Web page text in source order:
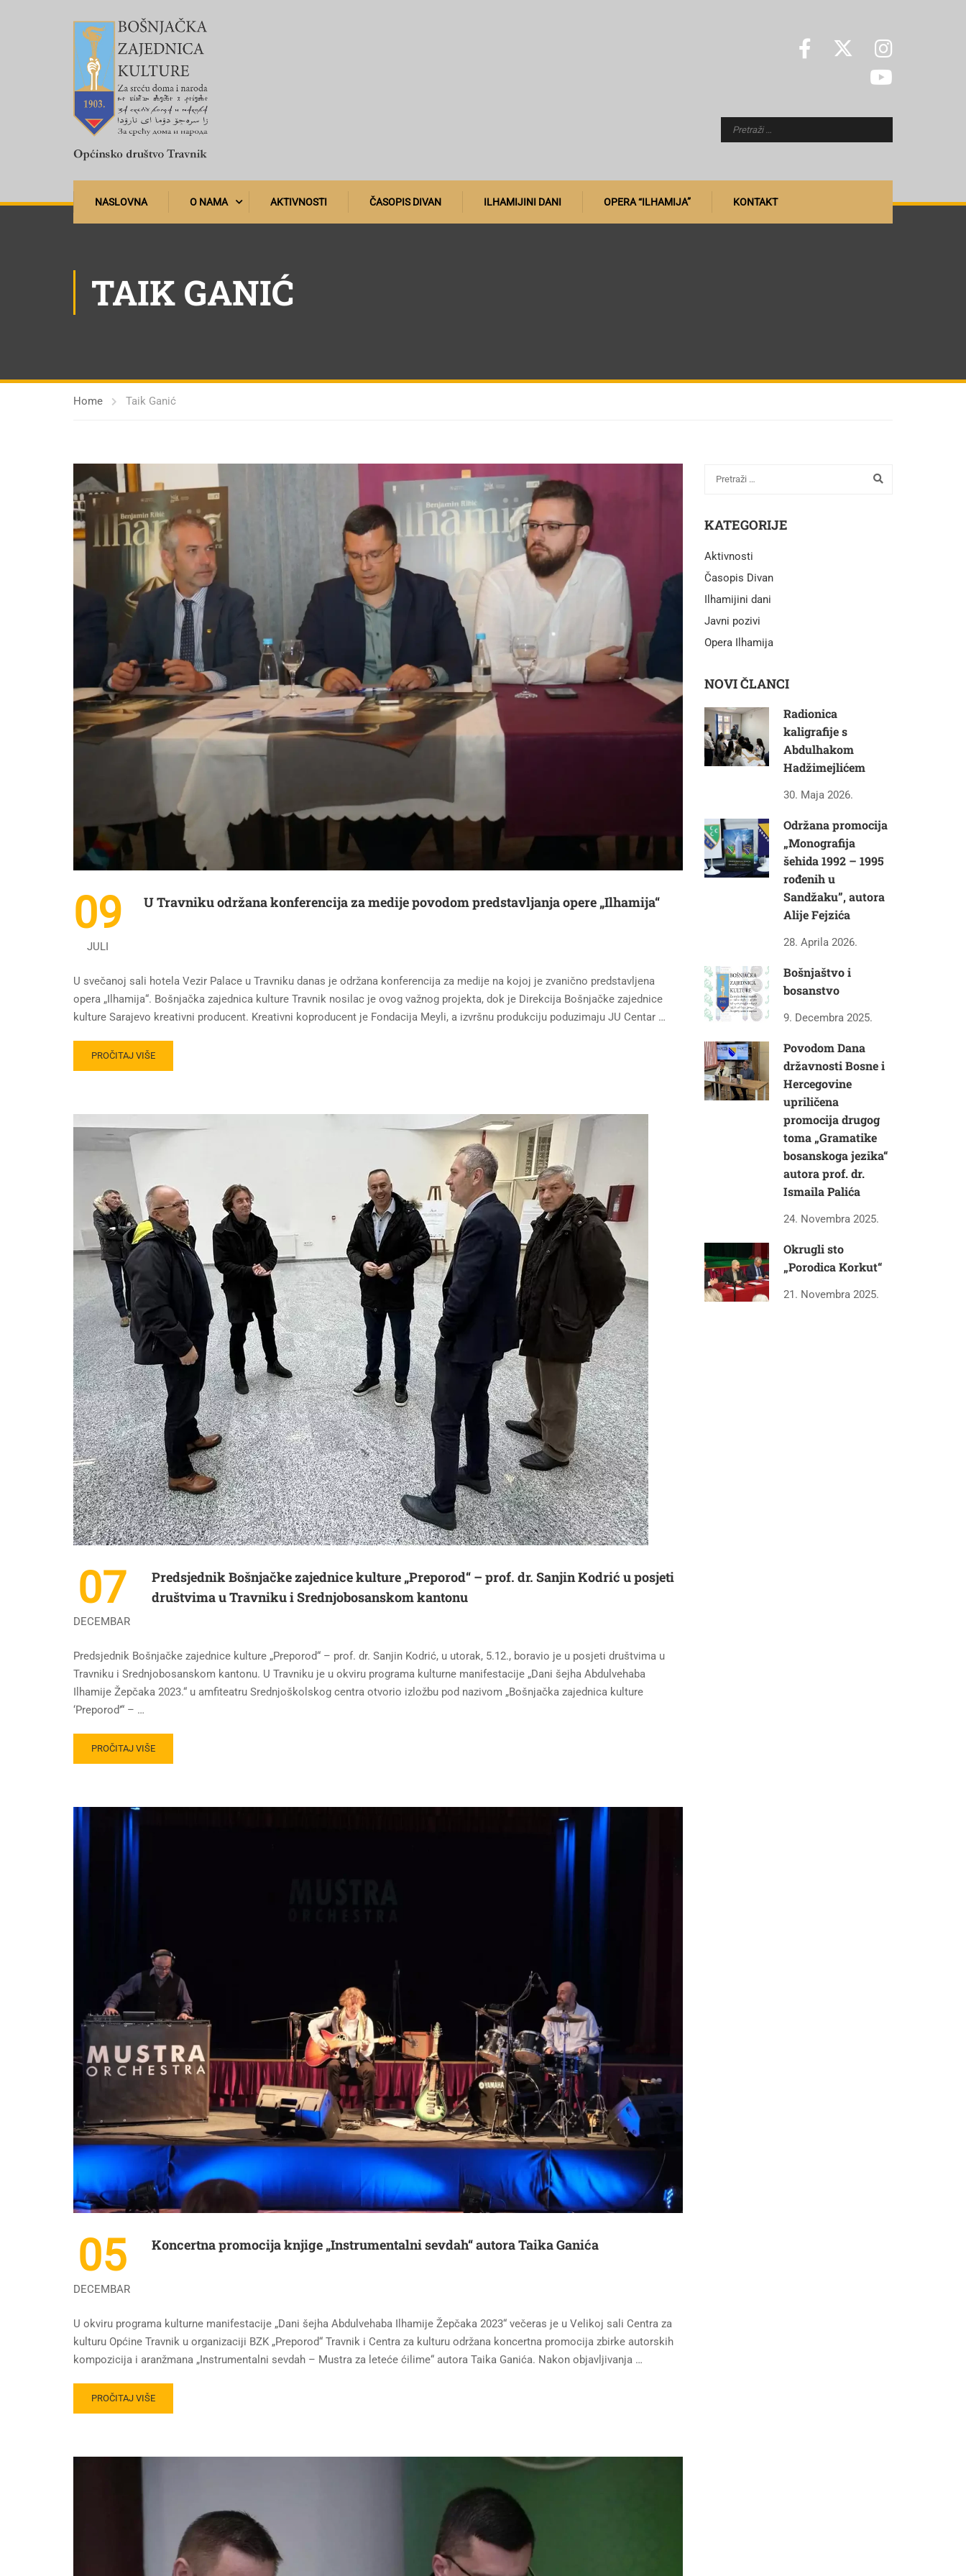
NASLOVNA O NAMA AKTIVNOSTI ČASOPIS DIVAN ILHAMIJINI DANI OPERA “ILHAMIJA” KONTAKT
TAIK GANIĆ
Home Taik Ganić
09
JULI
U Travniku održana konferencija za medije povodom predstavljanja opere „Ilhamija“
U svečanoj sali hotela Vezir Palace u Travniku danas je održana konferencija za medije na kojoj je zvanično predstavljena
opera „Ilhamija“. Bošnjačka zajednica kulture Travnik nosilac je ovog važnog projekta, dok je Direkcija Bošnjačke zajednice
kulture Sarajevo kreativni producent. Kreativni koproducent je Fondacija Meyli, a izvršnu produkciju poduzimaju JU Centar …
PROČITAJ VIŠE
07
DECEMBAR
Predsjednik Bošnjačke zajednice kulture „Preporod“ – prof. dr. Sanjin Kodrić u posjeti
društvima u Travniku i Srednjobosanskom kantonu
Predsjednik Bošnjačke zajednice kulture „Preporod“ – prof. dr. Sanjin Kodrić, u utorak, 5.12., boravio je u posjeti društvima u
Travniku i Srednjobosanskom kantonu. U Travniku je u okviru programa kulturne manifestacije „Dani šejha Abdulvehaba
Ilhamije Žepčaka 2023.“ u amfiteatru Srednjoškolskog centra otvorio izložbu pod nazivom „Bošnjačka zajednica kulture
‘Preporod’“ – …
PROČITAJ VIŠE
05
DECEMBAR
Koncertna promocija knjige „Instrumentalni sevdah“ autora Taika Ganića
U okviru programa kulturne manifestacije „Dani šejha Abdulvehaba Ilhamije Žepčaka 2023“ večeras je u Velikoj sali Centra za
kulturu Općine Travnik u organizaciji BZK „Preporod“ Travnik i Centra za kulturu održana koncertna promocija zbirke autorskih
kompozicija i aranžmana „Instrumentalni sevdah – Mustra za leteće ćilime“ autora Taika Ganića. Nakon objavljivanja …
PROČITAJ VIŠE
KATEGORIJE
Aktivnosti
Časopis Divan
Ilhamijini dani
Javni pozivi
Opera Ilhamija
NOVI ČLANCI
Radionica
kaligrafije s
Abdulhakom
Hadžimejlićem
30. Maja 2026.
Održana promocija
„Monografija
šehida 1992 – 1995
rođenih u
Sandžaku”, autora
Alije Fejzića
28. Aprila 2026.
Bošnjaštvo i
bosanstvo
9. Decembra 2025.
Povodom Dana
državnosti Bosne i
Hercegovine
upriličena
promocija drugog
toma „Gramatike
bosanskoga jezika“
autora prof. dr.
Ismaila Palića
24. Novembra 2025.
Okrugli sto
„Porodica Korkut“
21. Novembra 2025.